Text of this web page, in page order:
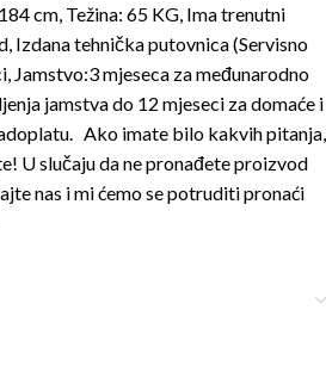
cm, Težina: 65 KG, Ima trenutni
Izdana tehnička putovnica (Servisno
Jamstvo:3 mjeseca za međunarodno
jamstva do 12 mjeseci za domaće i
Ako imate bilo kakvih pitanja,
U slučaju da ne pronađete proizvod
nas i mi ćemo se potruditi pronaći